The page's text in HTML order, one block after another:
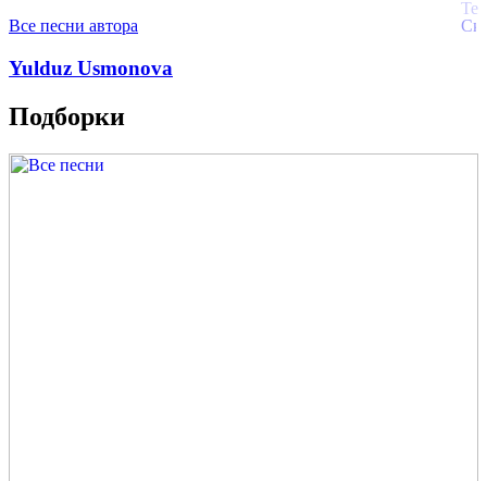
Все песни автора
Yulduz Usmonova
Подборки